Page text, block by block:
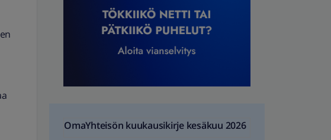
OmaYhteisön kuukausikirje kesäkuu 2026